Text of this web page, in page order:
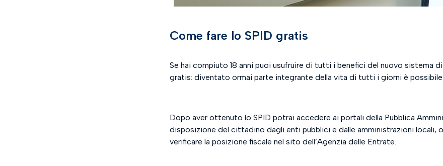
Come fare lo SPID gratis
Se hai compiuto 18 anni puoi usufruire di tutti i benefici del nuovo sistema
gratis: diventato ormai parte integrante della vita di tutti i giorni è
Dopo aver ottenuto lo SPID potrai accedere ai portali della Pubblica
disposizione del cittadino dagli enti pubblici e dalle amministrazioni locali,
verificare la posizione fiscale nel sito dell’Agenzia delle Entrate.